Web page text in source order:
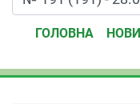
ГОЛОВНА